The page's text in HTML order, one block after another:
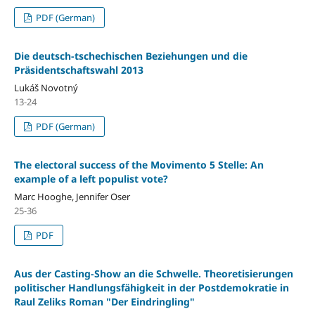
PDF (German)
Die deutsch-tschechischen Beziehungen und die
Präsidentschaftswahl 2013
Lukáš Novotný
13-24
PDF (German)
The electoral success of the Movimento 5 Stelle: An
example of a left populist vote?
Marc Hooghe, Jennifer Oser
25-36
PDF
Aus der Casting-Show an die Schwelle. Theoretisierungen
politischer Handlungsfähigkeit in der Postdemokratie in
Raul Zeliks Roman "Der Eindringling"